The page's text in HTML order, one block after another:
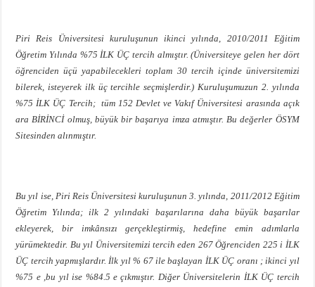
Piri Reis Üniversitesi kuruluşunun ikinci yılında, 2010/2011 Eğitim
Öğretim Yılında %75 İLK ÜÇ tercih almıştır. (Üniversiteye gelen her dört
öğrenciden üçü yapabilecekleri toplam 30 tercih içinde üniversitemizi
bilerek, isteyerek ilk üç tercihle seçmişlerdir.) Kuruluşumuzun 2. yılında
%75 İLK ÜÇ Tercih; tüm 152 Devlet ve Vakıf Üniversitesi arasında açık
ara BİRİNCİ olmuş, büyük bir başarıya imza atmıştır. Bu değerler ÖSYM
Sitesinden alınmıştır.
Bu yıl ise, Piri Reis Üniversitesi kuruluşunun 3. yılında, 2011/2012 Eğitim
Öğretim Yılında; ilk 2 yılındaki başarılarına daha büyük başarılar
ekleyerek, bir imkânsızı gerçekleştirmiş, hedefine emin adımlarla
yürümektedir. Bu yıl Üniversitemizi tercih eden 267 Öğrenciden 225 i İLK
ÜÇ tercih yapmışlardır. İlk yıl % 67 ile başlayan İLK ÜÇ oranı ; ikinci yıl
%75 e ,bu yıl ise %84.5 e çıkmıştır. Diğer Üniversitelerin İLK ÜÇ tercih